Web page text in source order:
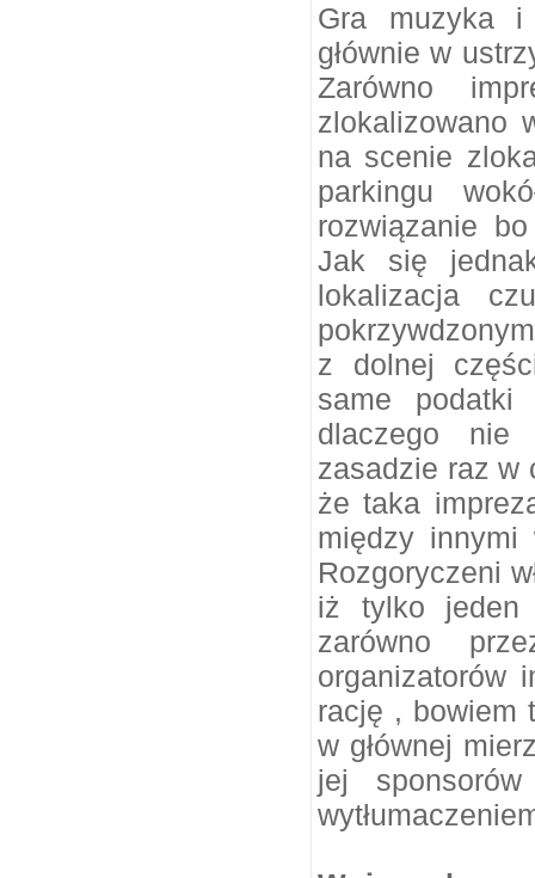
Gra muzyka
głównie w
Zarówno
zlokalizowano
na scenie
parkingu
rozwiązanie
Jak się
lokalizacja
z dolnej
same
dlaczego
zasadzie raz w
że taka
między innymi
Rozgoryczeni
iż tylko jeden
zarówno
organizatorów
rację , bowiem
w głównej
jej